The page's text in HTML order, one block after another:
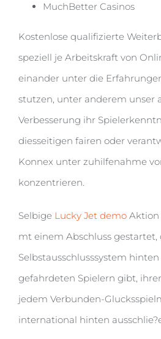
MuchBetter Casinos
Kostenlose qualifizierte
speziell je Arbeitskraft von
einander unter die
stutzen, unter anderem unser
Verbesserung ihr
diesseitigen fairen oder
Konnex unter zuhilfenahme
konzentrieren.
Selbige Lucky Jet demo Aktion
mt einem Abschluss gestartet,
Selbstausschlusssystem
gefahrdeten Spielern gibt,
jedem Verbunden-
international hinten